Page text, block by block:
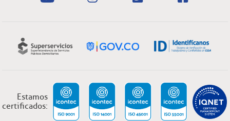
Estamos
certificados: